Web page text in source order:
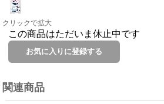
クリックで拡大
この商品はただいま休止中です
関連商品